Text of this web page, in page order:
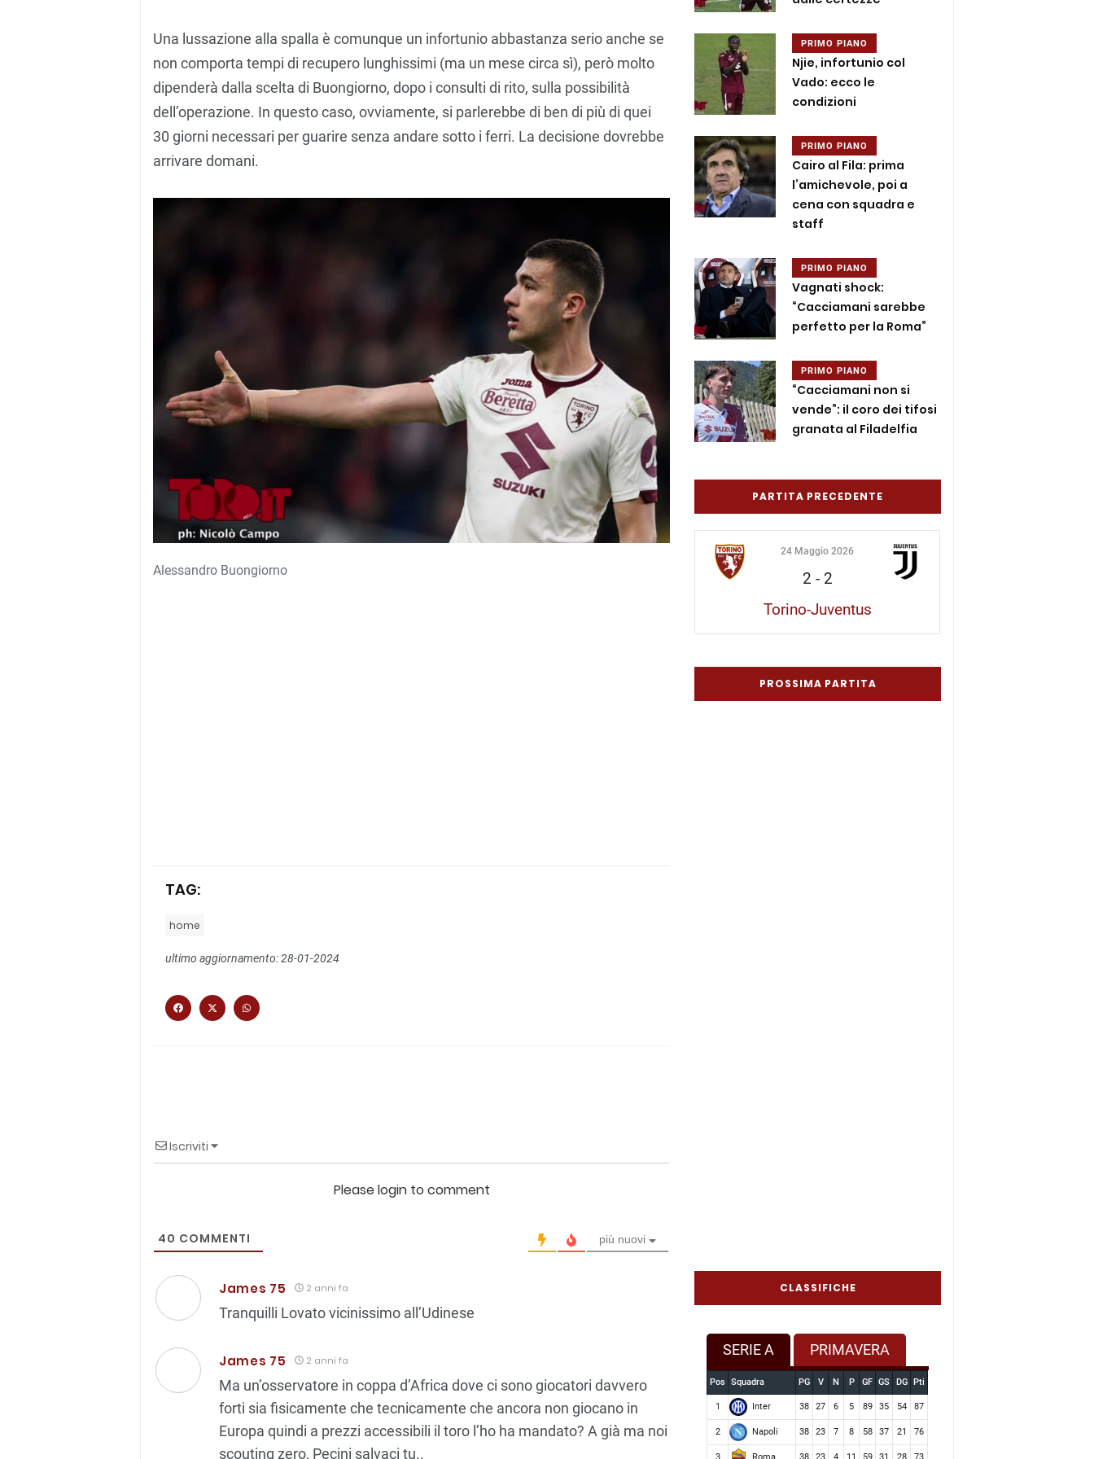
Una lussazione alla spalla è comunque un infortunio abbastanza serio anche se
non comporta tempi di recupero lunghissimi (ma un mese circa sì), però molto
dipenderà dalla scelta di Buongiorno, dopo i consulti di rito, sulla possibilità
dell’operazione. In questo caso, ovviamente, si parlerebbe di ben di più di quei
30 giorni necessari per guarire senza andare sotto i ferri. La decisione dovrebbe
arrivare domani.
Alessandro Buongiorno
TAG:
home
ultimo aggiornamento: 28-01-2024
Iscriviti
Please login to comment
40 COMMENTI più nuovi
James 75 2 anni fa
Tranquilli Lovato vicinissimo all’Udinese
James 75 2 anni fa
Ma un’osservatore in coppa d’Africa dove ci sono giocatori davvero
forti sia fisicamente che tecnicamente che ancora non giocano in
Europa quindi a prezzi accessibili il toro l’ho ha mandato? A già ma noi
scouting zero, Pecini salvaci tu..
PRIMO PIANO
Njie, infortunio col
Vado: ecco le
condizioni
PRIMO PIANO
Cairo al Fila: prima
l’amichevole, poi a
cena con squadra e
staff
PRIMO PIANO
Vagnati shock:
“Cacciamani sarebbe
perfetto per la Roma”
PRIMO PIANO
“Cacciamani non si
vende”: il coro dei tifosi
granata al Filadelfia
PARTITA PRECEDENTE
24 Maggio 2026
2 - 2
Torino-Juventus
PROSSIMA PARTITA
CLASSIFICHE
SERIE A PRIMAVERA
Pos Squadra PG V N P GF GS DG Pti
1 Inter 38 27 6 5 89 35 54 87
2 Napoli 38 23 7 8 58 37 21 76
3 Roma 38 23 4 11 59 31 28 73